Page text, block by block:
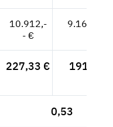
10.912,-
- €
9.169,75
227,33 € 191,04 €
0,53